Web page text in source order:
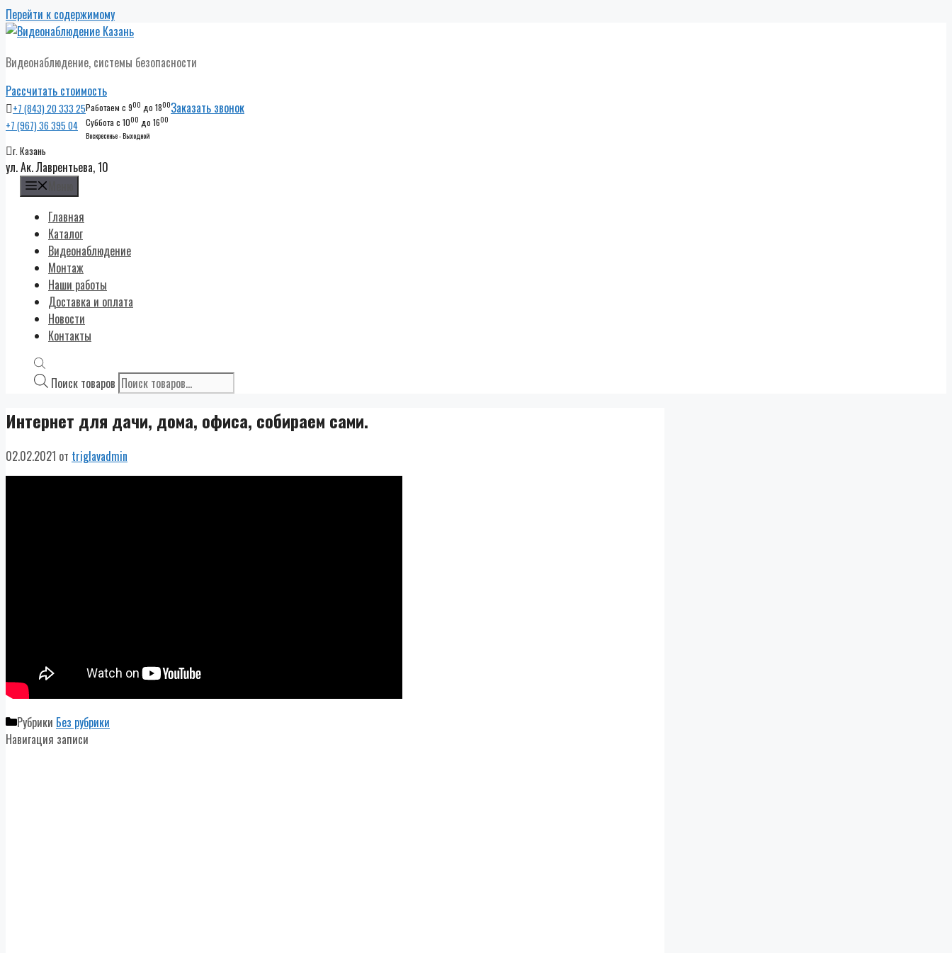
Перейти к содержимому
Видеонаблюдение, системы безопасности
Рассчитать стоимость
+7 (843) 20 333 25
+7 (967) 36 395 04
Работаем с 900 до 1800
Суббота с 1000 до 1600
Воскресенье - Выходной
Заказать звонок
г. Казань
ул. Ак. Лаврентьева, 10
Главная
Каталог
Видеонаблюдение
Монтаж
Наши работы
Доставка и оплата
Новости
Контакты
Поиск товаров
Интернет для дачи, дома, офиса, собираем сами.
02.02.2021 от triglavadmin
Рубрики Без рубрики
Навигация записи